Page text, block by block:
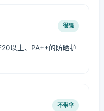
很强
以上、PA++的防晒护
不带伞